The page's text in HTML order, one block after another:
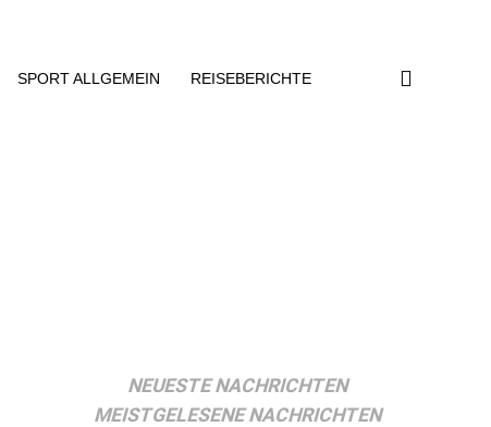
SPORT ALLGEMEIN REISEBERICHTE
NEUESTE NACHRICHTEN
MEISTGELESENE NACHRICHTEN